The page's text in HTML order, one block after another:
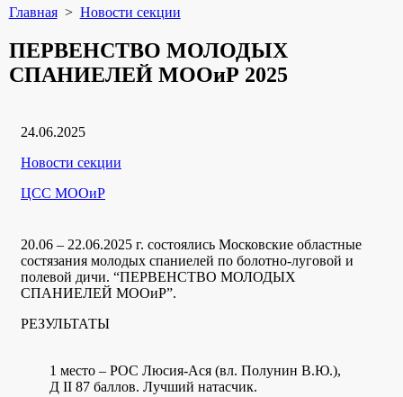
Главная> Новости секции
ПЕРВЕНСТВО МОЛОДЫХ
СПАНИЕЛЕЙ МООиР 2025
Дата
24.06.2025
Рубрики
Новости секции
Автор
ЦСС МООиР
20.06 – 22.06.2025 г. состоялись Московские областные
состязания молодых спаниелей по болотно-луговой и
полевой дичи. “ПЕРВЕНСТВО МОЛОДЫХ
СПАНИЕЛЕЙ МООиР”.
РЕЗУЛЬТАТЫ
1 место – РОС Люсия-Ася (вл. Полунин В.Ю.),
Д II 87 баллов. Лучший натасчик.